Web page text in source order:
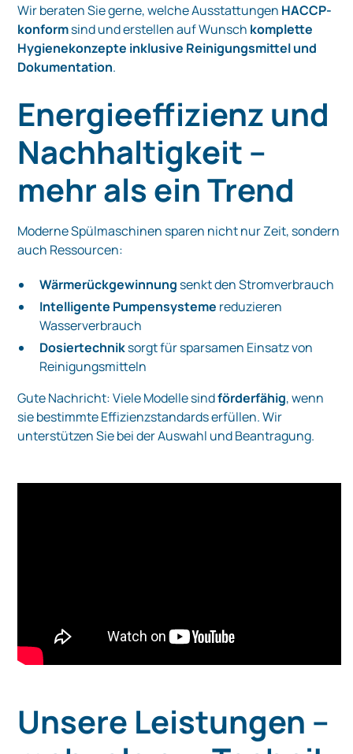
Wir beraten Sie gerne, welche Ausstattungen HACCP-
konformsind und erstellen auf Wunsch komplette
Hygienekonzepte inklusive Reinigungsmittel und
Dokumentation.
Energieeffizienz und
Nachhaltigkeit –
mehr als ein Trend
Moderne Spülmaschinen sparen nicht nur Zeit, sondern
auch Ressourcen:
Wärmerückgewinnung senkt den Stromverbrauch
Intelligente Pumpensysteme reduzieren
Wasserverbrauch
Dosiertechniksorgt für sparsamen Einsatz von
Reinigungsmitteln
Gute Nachricht: Viele Modelle sindförderfähig, wenn
sie bestimmte Effizienzstandards erfüllen. Wir
unterstützen Sie bei der Auswahl und Beantragung.
Unsere Leistungen –